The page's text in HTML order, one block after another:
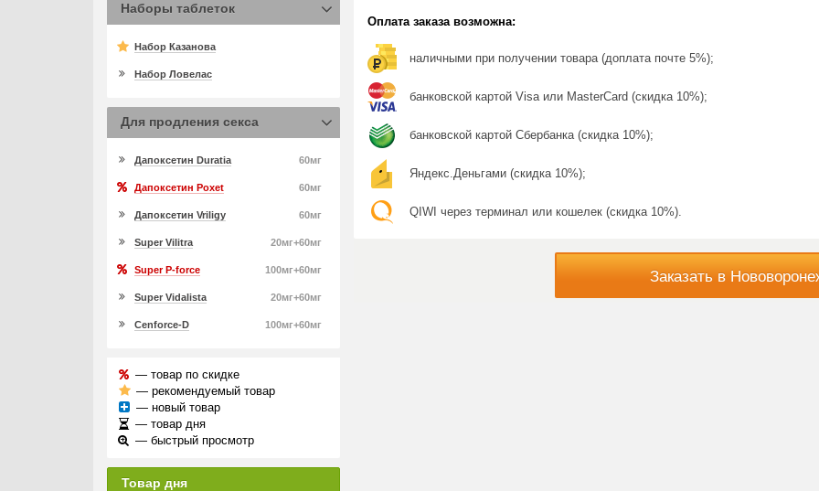
Оплата заказа возможна:
наличными при получении товара (доплата почте 5%);
банковской картой Visa или MasterCard (скидка 10%);
банковской картой Сбербанка (скидка 10%);
Яндекс.Деньгами (скидка 10%);
QIWI через терминал или кошелек (скидка 10%).
Заказать в
Наборы таблеток
Набор Казанова
Набор Ловелас
Для продления секса
60мг
Дапоксетин Duratia
60мг
Дапоксетин Poxet
60мг
Дапоксетин Vriligy
20мг+60мг
Super Vilitra
100мг+60мг
Super P-force
20мг+60мг
Super Vidalista
100мг+60мг
Cenforce-D
— товар по скидке
— рекомендуемый товар
— новый товар
— товар дня
— быстрый просмотр
Товар дня